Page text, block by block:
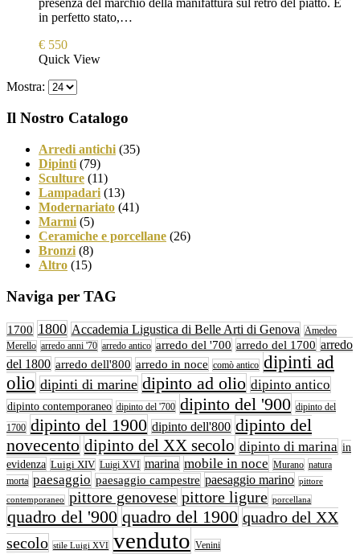
in perfetto stato,…
€ 550
Quick View
Mostra:
Il Nostro Catalogo
Arredi antichi (35)
Dipinti (79)
Sculture (11)
Lampadari (13)
Modernariato (41)
Marmi (5)
Ceramiche e porcellane (26)
Bronzi (8)
Altro (15)
Naviga per TAG
1700 1800 Accademia Ligustica di Belle Arti di Genova
Amedeo
Merello arredo anni '70 arredo antico arredo del '700 arredo del 1700 arredo
del 1800 arredo dell'800 arredo in noce comò antico dipinti ad
olio dipinti di marine dipinto ad olio dipinto antico
dipinto contemporaneo dipinto del '700 dipinto del '900 dipinto del
1700 dipinto del 1900 dipinto dell'800 dipinto del
novecento dipinto del XX secolo dipinto di marina in
evidenza Luigi XIV Luigi XVI marina mobile in noce Murano natura
morta paesaggio paesaggio campestre paesaggio marino pittore
contemporaneo pittore genovese pittore ligure porcellana
quadro del '900 quadro del 1900 quadro del XX
secolo stile Luigi XVI venduto Venini